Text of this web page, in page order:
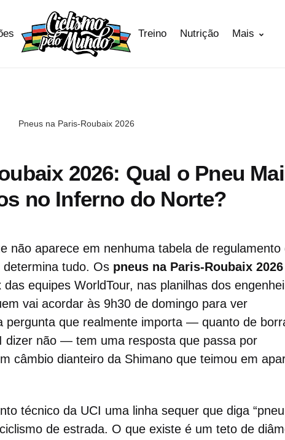
Treino Nutrição Mais
Pneus na Paris-Roubaix 2026
2026: Qual o Pneu
no Inferno do Norte?
não aparece em nenhuma tabela de regulamento
tudo. Os pneus na Paris-Roubaix 2026
equipes WorldTour, nas planilhas dos
vai acordar às 9h30 de domingo para ver
pergunta que realmente importa — quanto de
dizer não — tem uma resposta que passa por
câmbio dianteiro da Shimano que teimou em
técnico da UCI uma linha sequer que diga “pneu
de estrada. O que existe é um teto de